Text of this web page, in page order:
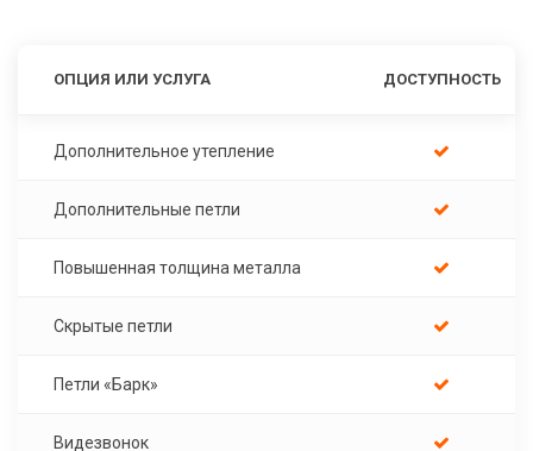
ОПЦИЯ ИЛИ УСЛУГА ДОСТУПНОСТЬ
Дополнительное утепление
Дополнительные петли
Повышенная толщина металла
Скрытые петли
Петли «Барк»
Видезвонок